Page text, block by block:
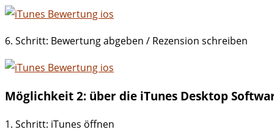
6. Schritt: Bewertung abgeben / Rezension schreiben
Möglichkeit 2: über die iTunes Desktop
1. Schritt: iTunes öffnen